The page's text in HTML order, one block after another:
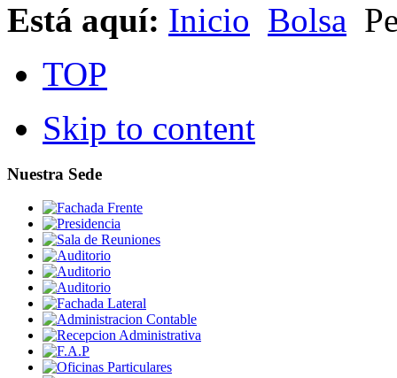
Está aquí: Inicio Bolsa
TOP
Skip to content
Nuestra Sede